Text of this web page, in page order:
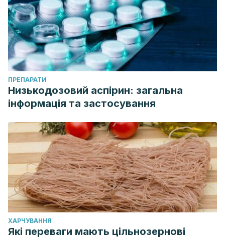
ПРЕПАРАТИ
Низькодозовий аспірин: загальна
інформація та застосування
ХАРЧУВАННЯ
Які переваги мають цільнозернові